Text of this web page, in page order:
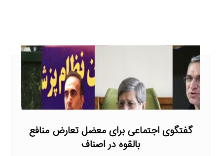
گفتگوی اجتماعی برای معضل تعارض منافع
بالقوه در اصناف